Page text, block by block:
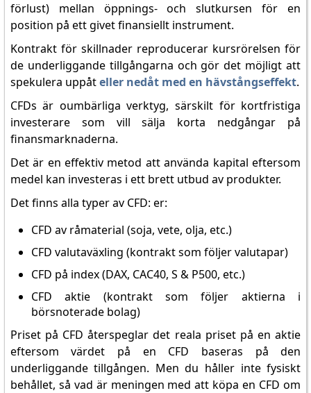
förlust) mellan öppnings- och slutkursen för en
position på ett givet finansiellt instrument.
Kontrakt för skillnader reproducerar kursrörelsen för
de underliggande tillgångarna och gör det möjligt att
spekulera uppåteller nedåt med en hävstångseffekt.
CFDs är oumbärliga verktyg, särskilt för kortfristiga
investerare som vill sälja korta nedgångar på
finansmarknaderna.
Det är en effektiv metod att använda kapital eftersom
medel kan investeras i ett brett utbud av produkter.
Det finns alla typer av CFD: er:
CFD av råmaterial (soja, vete, olja, etc.)
CFD valutaväxling (kontrakt som följer valutapar)
CFD på index (DAX, CAC40, S & P500, etc.)
CFD aktie (kontrakt som följer aktierna i
börsnoterade bolag)
Priset på CFD återspeglar det reala priset på en aktie
eftersom värdet på en CFD baseras på den
underliggande tillgången. Men du håller inte fysiskt
behållet, så vad är meningen med att köpa en CFD om